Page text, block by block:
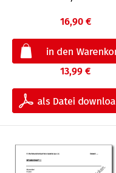
16,90 €
13,99 €